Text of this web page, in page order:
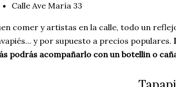
Calle Ave María 33
comer y artistas en la calle, todo un
y por supuesto a precios populares.
podrás acompañarlo con un botellin o